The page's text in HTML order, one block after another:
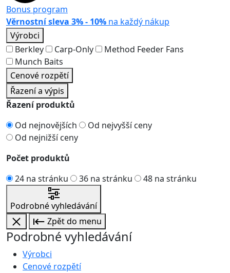
Bonus program
Věrnostní sleva 3% - 10% na každý nákup
Výrobci
Berkley
Carp-Only
Method Feeder Fans
Munch Baits
Cenové rozpětí
Řazení a výpis
Řazení produktů
Od nejnovějších
Od nejvyšší ceny
Od nejnižší ceny
Počet produktů
24 na stránku
36 na stránku 48 na stránku
Podrobné vyhledávání
Zpět do menu
Podrobné vyhledávání
Výrobci
Cenové rozpětí